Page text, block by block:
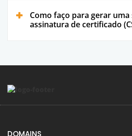
Como faço para gerar
assinatura de certificado
DOMAINS